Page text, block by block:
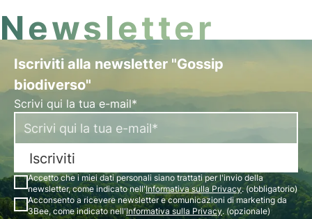
Newsletter
Iscriviti alla newsletter "Gossip
biodiverso"
Scrivi qui la tua e-mail*
Iscriviti
Accetto che i miei dati personali siano trattati per l'invio della
newsletter, come indicato nell'Informativa sulla Privacy. (obbligatorio)
Acconsento a ricevere newsletter e comunicazioni di marketing da
3Bee, come indicato nell'Informativa sulla Privacy. (opzionale)